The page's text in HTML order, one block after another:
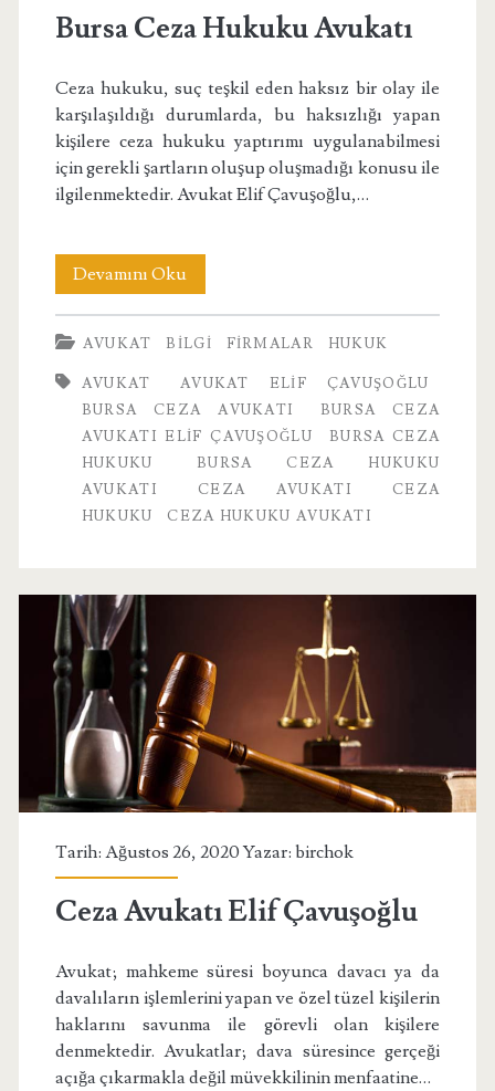
Bursa Ceza Hukuku Avukatı
Ceza hukuku, suç teşkil eden haksız bir olay ile
karşılaşıldığı durumlarda, bu haksızlığı yapan
kişilere ceza hukuku yaptırımı uygulanabilmesi
için gerekli şartların oluşup oluşmadığı konusu ile
ilgilenmektedir. Avukat Elif Çavuşoğlu,…
Devamını OkuBursa
Ceza
Hukuku
Avukatı
AVUKAT BILGI FIRMALAR HUKUK
AVUKAT
AVUKAT ELIF ÇAVUŞOĞLU
BURSA CEZA AVUKATI
BURSA CEZA
AVUKATI ELIF ÇAVUŞOĞLU
BURSA CEZA
HUKUKU
BURSA CEZA HUKUKU
AVUKATI
CEZA AVUKATI
CEZA
HUKUKU
CEZA HUKUKU AVUKATI
Tarih: Ağustos 26, 2020 Yazar: birchok
Ceza Avukatı Elif Çavuşoğlu
Avukat; mahkeme süresi boyunca davacı ya da
davalıların işlemlerini yapan ve özel tüzel kişilerin
haklarını savunma ile görevli olan kişilere
denmektedir. Avukatlar; dava süresince gerçeği
açığa çıkarmakla değil müvekkilinin menfaatine…